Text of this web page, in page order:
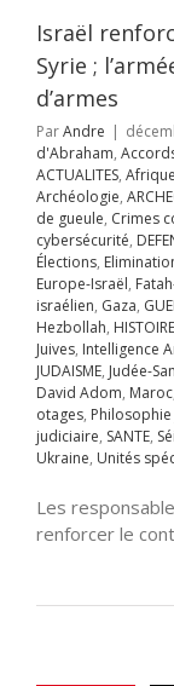
Hamas
HISTOIRE
Incitation à la
Institutions
Intelligence
Iran
JUDAISME
Justice
Kurdistan
Adom Maroc
Non classé
otages
juive Pogrom
Qatar
judiciaire SANTE
Séries Sionisme
TSAHAL
Unités spéciales
Yémen
Israël
Syrie ;
d’armes
ParAndre |
d'Abraham,
ACTUALITES, Afrique
Archéologie,
de gueule, Crimes
cybersécurité,
Élections,
Europe-Israël,
israélien, Gaza,
Hezbollah, HISTOIRE
Juives, Intelligence
JUDAISME, Judée-
David Adom, Maroc
otages, Philosophie
judiciaire, SANTE,
Ukraine, Unités
Les
renforcer le
le
d’Oxygène
d’Israël
LA UNE Accords
Accords
israélo-
ACTUALITES
Alya Anti-
Antisémitisme
Clima-tech
Coup de
cybersécurité